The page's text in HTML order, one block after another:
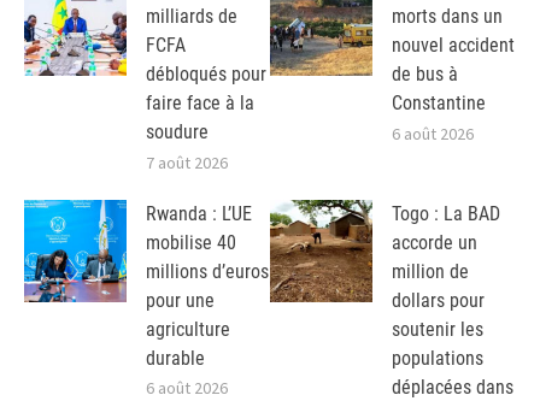
milliards de
FCFA
débloqués pour
faire face à la
soudure
7 août 2026
morts dans un
nouvel accident
de bus à
Constantine
6 août 2026
Rwanda : L’UE
mobilise 40
millions d’euros
pour une
agriculture
durable
6 août 2026
Togo : La BAD
accorde un
million de
dollars pour
soutenir les
populations
déplacées dans